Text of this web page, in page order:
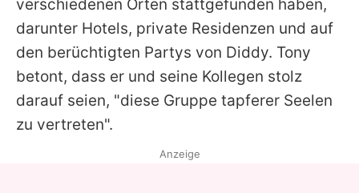
verschiedenen Orten stattgefunden haben,
darunter Hotels, private Residenzen und auf
den berüchtigten Partys von Diddy. Tony
betont, dass er und seine Kollegen stolz
darauf seien, "diese Gruppe tapferer Seelen
zu vertreten".
Anzeige